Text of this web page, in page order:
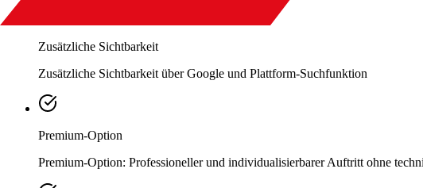
Zusätzliche Sichtbarkeit
Zusätzliche Sichtbarkeit über Google und Plattform-Suchfunktion
Premium-Option
Premium-Option: Professioneller und individualisierbarer Auftritt ohne